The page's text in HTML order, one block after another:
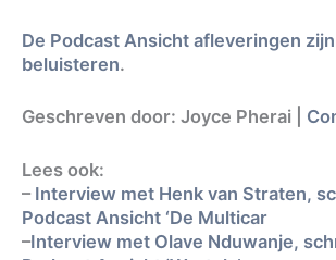
De Podcast Ansicht afleveringen
beluisteren.
Geschreven door: Joyce Pherai |
Lees ook:
– Interview met Henk van Straten,
Podcast Ansicht ‘De Multicar
–Interview met Olave Nduwanje,